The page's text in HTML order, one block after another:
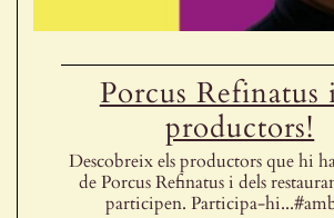
Porcus Refinatus
productors!
Descobreix els productors que hi
de Porcus Refinatus i dels
participen. Participa-